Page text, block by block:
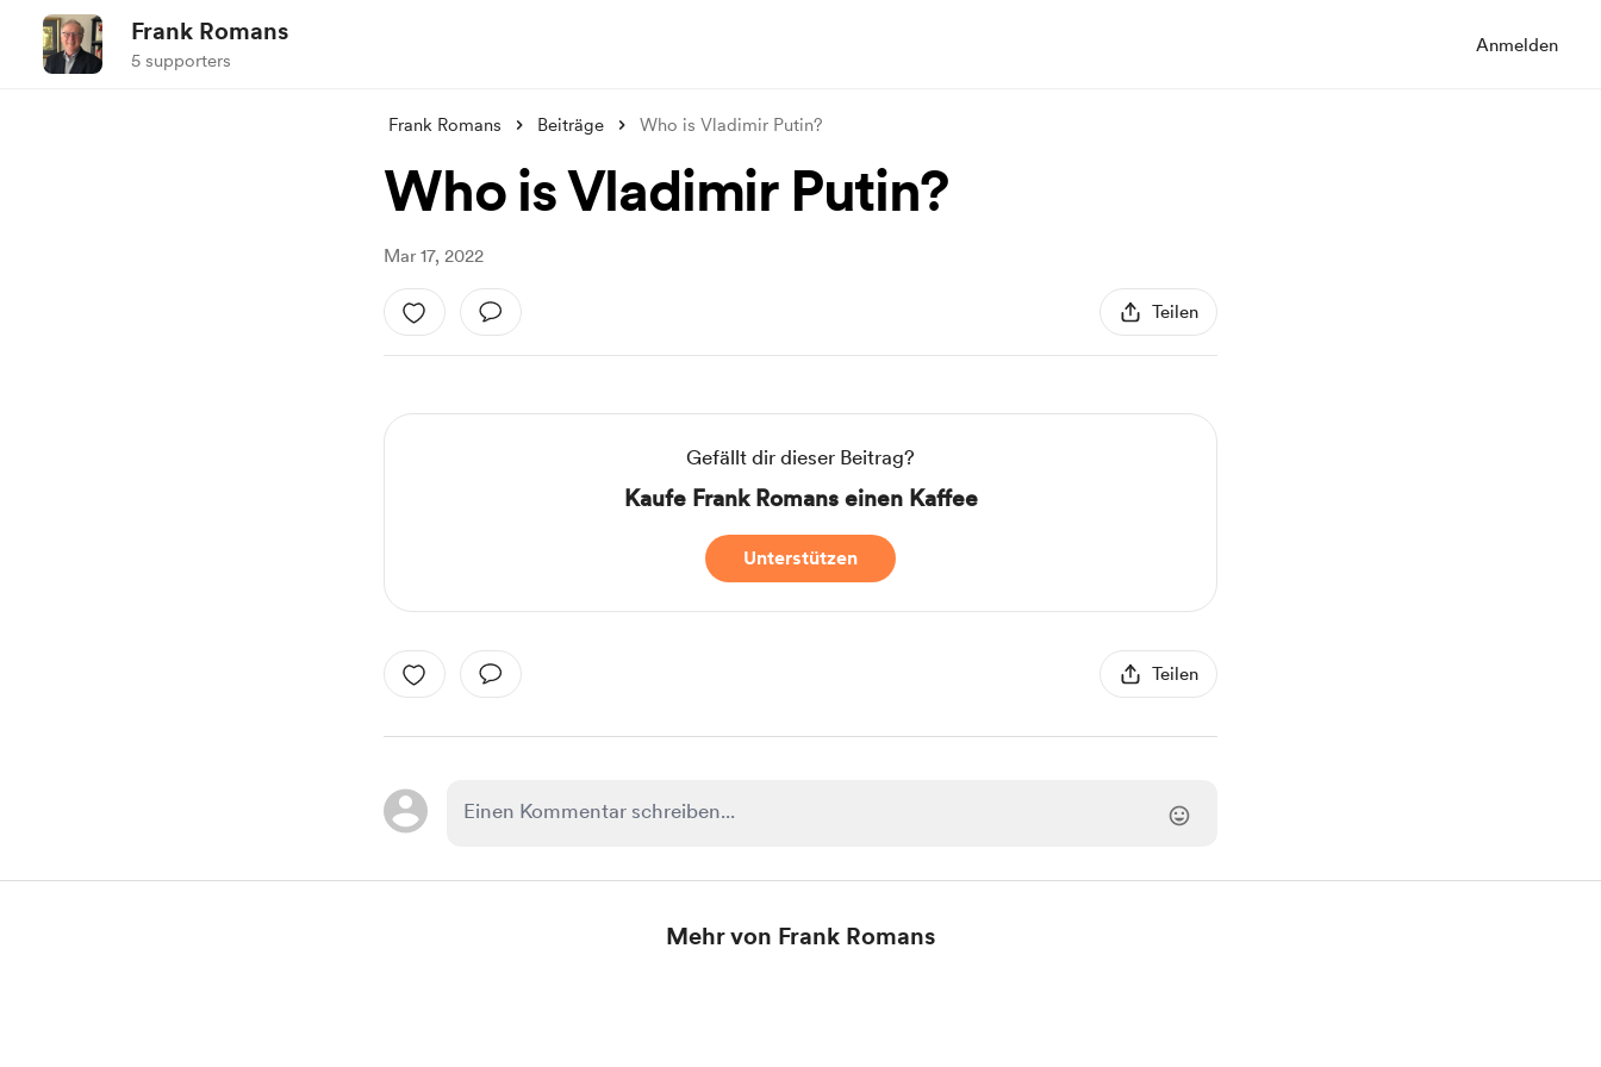
Frank Romans
5 supporters
Anmelden
Frank Romans Beiträge Who is Vladimir Putin?
Who is Vladimir Putin?
Mar 17, 2022
Teilen
Gefällt dir dieser Beitrag?
Kaufe Frank Romans einen Kaffee
Unterstützen
Teilen
Mehr von Frank Romans